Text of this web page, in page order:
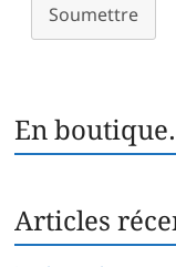
Soumettre
En
Articles